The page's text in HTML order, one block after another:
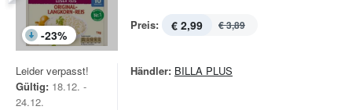
-23%
Preis: € 2,99 € 3,89
Leider verpasst!
Gültig: 18.12. -
24.12.
Händler: BILLA PLUS